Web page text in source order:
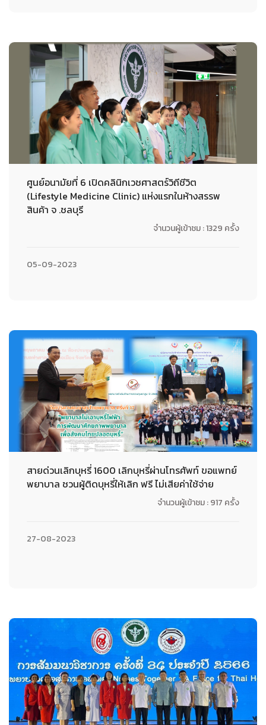
ศูนย์อนามัยที่ 6 เปิดคลินิกเวชศาสตร์วิถีชีวิต
(Lifestyle Medicine Clinic) แห่งแรกในห้างสรรพ
สินค้า จ .ชลบุรี
จำนวนผู้เข้าชม : 1329 ครั้ง
05-09-2023
สายด่วนเลิกบุหรี่ 1600 เลิกบุหรี่ผ่านโทรศัพท์ ขอแพทย์
พยาบาล ชวนผู้ติดบุหรี่ให้เลิก ฟรี ไม่เสียค่าใช้จ่าย
จำนวนผู้เข้าชม : 917 ครั้ง
27-08-2023